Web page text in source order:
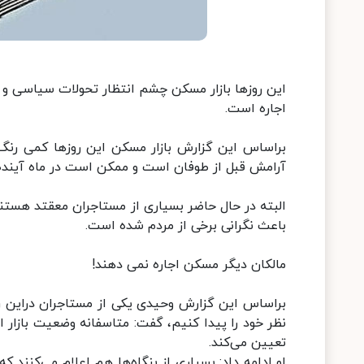
این روزها بازار مسکن چشم انتظار تحولات سیاسی
اجاره است.
براساس این گزارش بازار مسکن این روزها کمی
آرامش قبل از طوفان است و ممکن است در ماه
البته در حال حاضر بسیاری از مستاجران معقتد
باعث نگرانی برخی از مردم شده است.
مالکان دیگر مسکن اجاره نمی دهند!
براساس این گزارش وحیدی یکی از مستاجران دراین
نظر خود را پیدا کنیم، گفت: متاسفانه وضعیت
تعیین می‌کند.